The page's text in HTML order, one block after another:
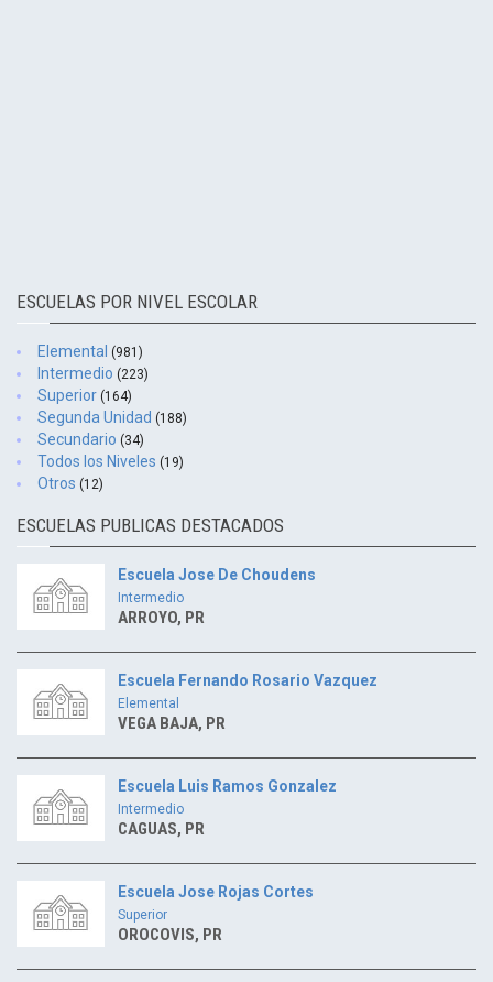
ESCUELAS POR NIVEL ESCOLAR
Elemental (981)
Intermedio (223)
Superior (164)
Segunda Unidad (188)
Secundario (34)
Todos los Niveles (19)
Otros (12)
ESCUELAS PUBLICAS DESTACADOS
Escuela Jose De Choudens
Intermedio
ARROYO, PR
Escuela Fernando Rosario Vazquez
Elemental
VEGA BAJA, PR
Escuela Luis Ramos Gonzalez
Intermedio
CAGUAS, PR
Escuela Jose Rojas Cortes
Superior
OROCOVIS, PR